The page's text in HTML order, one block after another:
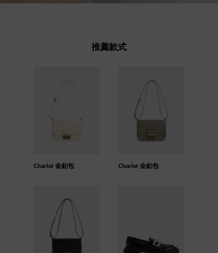
推薦款式
Charlot 金釦包 Charlot 金釦包